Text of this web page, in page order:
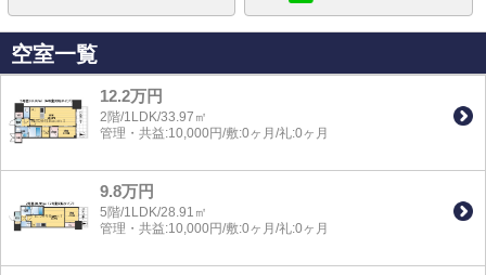
空室一覧
12.2万円
2階/1LDK/33.97㎡
管理・共益:10,000円/敷:0ヶ月/礼:0ヶ月
9.8万円
5階/1LDK/28.91㎡
管理・共益:10,000円/敷:0ヶ月/礼:0ヶ月